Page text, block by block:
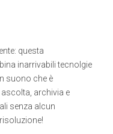
questa
inarrivabili tecnolgie
suono che è
archivia e
senza alcun